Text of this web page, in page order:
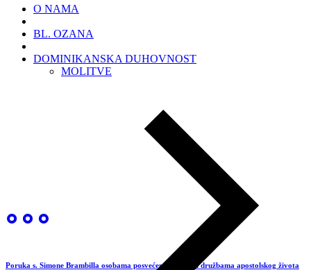
O NAMA
BL. OZANA
DOMINIKANSKA DUHOVNOST
MOLITVE
Poruka s. Simone Brambilla osobama posvećenog života i družbama apostolskog života